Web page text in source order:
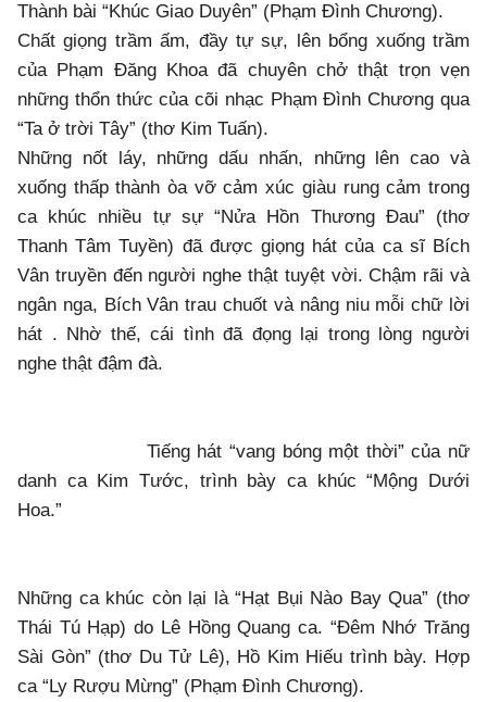
Thành bài “Khúc Giao Duyên” (Phạm Đình Chương).
Chất giọng trầm ấm, đầy tự sự, lên bổng xuống trầm
của Phạm Đăng Khoa đã chuyên chở thật trọn vẹn
những thổn thức của cõi nhạc Phạm Đình Chương qua
“Ta ở trời Tây” (thơ Kim Tuấn).
Những nốt láy, những dấu nhấn, những lên cao và
xuống thấp thành òa vỡ cảm xúc giàu rung cảm trong
ca khúc nhiều tự sự “Nửa Hồn Thương Đau” (thơ
Thanh Tâm Tuyền) đã được giọng hát của ca sĩ Bích
Vân truyền đến người nghe thật tuyệt vời. Chậm rãi và
ngân nga, Bích Vân trau chuốt và nâng niu mỗi chữ lời
hát . Nhờ thế, cái tình đã đọng lại trong lòng người
nghe thật đậm đà.
Tiếng hát “vang bóng một thời” của nữ
danh ca Kim Tước, trình bày ca khúc “Mộng Dưới
Hoa.”
Những ca khúc còn lại là “Hạt Bụi Nào Bay Qua” (thơ
Thái Tú Hạp) do Lê Hồng Quang ca. “Đêm Nhớ Trăng
Sài Gòn” (thơ Du Tử Lê), Hồ Kim Hiếu trình bày. Hợp
ca “Ly Rượu Mừng” (Phạm Đình Chương).